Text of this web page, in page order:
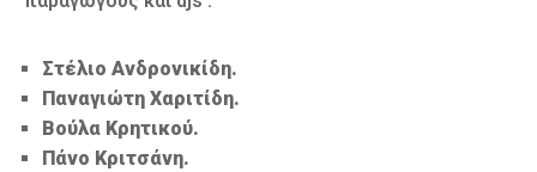
Στέλιο Ανδρονικίδη.
Παναγιώτη Χαριτίδη.
Βούλα Κρητικού.
Πάνο Κριτσάνη.